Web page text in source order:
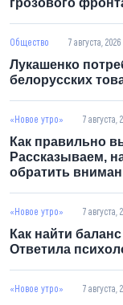
Общество 7 августа, 2026
Лукашенко
белорусских
«Новое утро» 7 августа,
Как правильно
Рассказываем,
внимание
«Новое утро» 7 августа,
Как найти
Ответила
«Новое утро» 7 августа,